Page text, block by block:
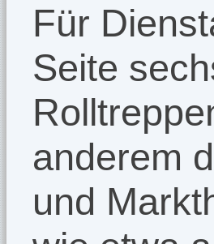
Für
Seite
anderem
und